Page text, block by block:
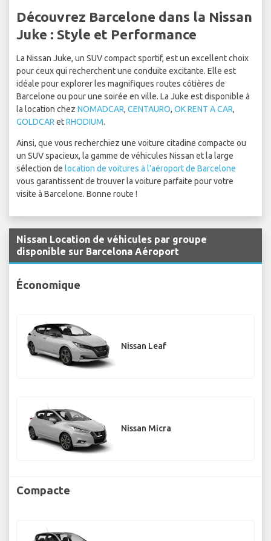
Découvrez Barcelone dans la Nissan
Juke : Style et Performance
La Nissan Juke, un SUV compact sportif, est un excellent choix
pour ceux qui recherchent une conduite excitante. Elle est
idéale pour explorer les magnifiques routes côtières de
Barcelone ou pour une soirée en ville. La Juke est disponible à
la location chez NOMADCAR, CENTAURO, OK RENT A CAR,
GOLDCAR etRHODIUM.
Ainsi, que vous recherchiez une voiture citadine compacte ou
un SUV spacieux, la gamme de véhicules Nissan et la large
sélection de location de voitures à l'aéroport de Barcelone
vous garantissent de trouver la voiture parfaite pour votre
visite à Barcelone. Bonne route !
Nissan Location de véhicules par groupe
disponible sur Barcelona Aéroport
Économique
Nissan Leaf
Nissan Micra
Compacte